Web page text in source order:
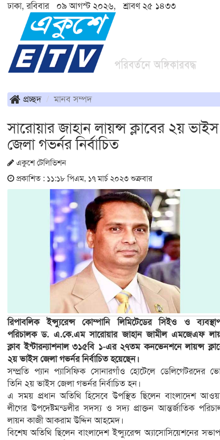
ঢাকা, রবিবার ০৯ আগস্ট ২০২৬, শ্রাবণ ২৫ ১৪৩৩
প্রচ্ছদ মানব সম্পদ
সারোয়ার জাহান লায়ন্স ক্লাবের ২য় ভাইস
জেলা গভর্নর নির্বাচিত
একুশে টেলিভিশন
প্রকাশিত : ১১:১৮ পিএম, ১৭ মার্চ ২০২৩ শুক্রবার
রিপাবলিক ইন্স্যুরেন্স কোম্পানি লিমিটেডের সিইও ও
পরিচালক ড. এ.কে.এম সারোয়ার জাহান জামীল এমজেএফ
ক্লাব ইন্টারন্যাশনাল ৩১৫বি ১-এর ২৭তম কনভেনশনে লায়ন্স
২য় ভাইস জেলা গভর্নর নির্বাচিত হয়েছেন।
সম্প্রতি প্যান প্যাসিফিক সোনারগাঁও হোটেলে ডেলিগেটরদের
তিনি ২য় ভাইস জেলা গভর্নর নির্বাচিত হন।
এ সময় প্রধান অতিথি হিসেবে উপস্থিত ছিলেন বাংলাদেশ
লীগের উপদেষ্টমন্ডলীর সদস্য ও সদ্য প্রাক্তন আন্তর্জাতিক
লায়ন কাজী আকরাম উদ্দিন আহমেদ।
বিশেষ অতিথি ছিলেন বাংলাদেশ ইন্স্যুরেন্স অ্যাসোসিয়েশনের